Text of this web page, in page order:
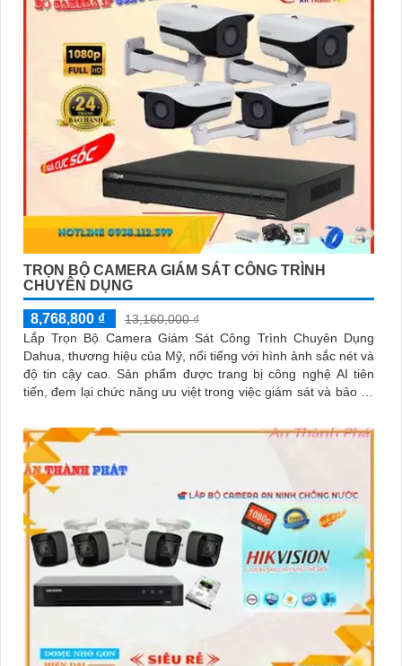
TRỌN BỘ CAMERA GIÁM SÁT CÔNG TRÌNH
CHUYÊN DỤNG
8,768,800 ₫
13,160,000 ₫
Lắp Trọn Bộ Camera Giám Sát Công Trình Chuyên Dụng
Dahua, thương hiệu của Mỹ, nổi tiếng với hình ảnh sắc nét và
độ tin cậy cao. Sản phẩm được trang bị công nghệ AI tiên
tiến, đem lại chức năng ưu việt trong việc giám sát và bảo vệ